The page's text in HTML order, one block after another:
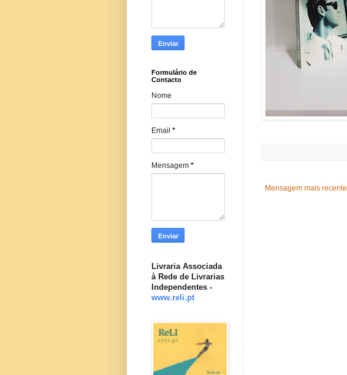
Mensagem mais recente
Formulário de
Contacto
Nome
Email *
Mensagem *
Livraria Associada
à Rede de Livrarias
Independentes -
www.reli.pt